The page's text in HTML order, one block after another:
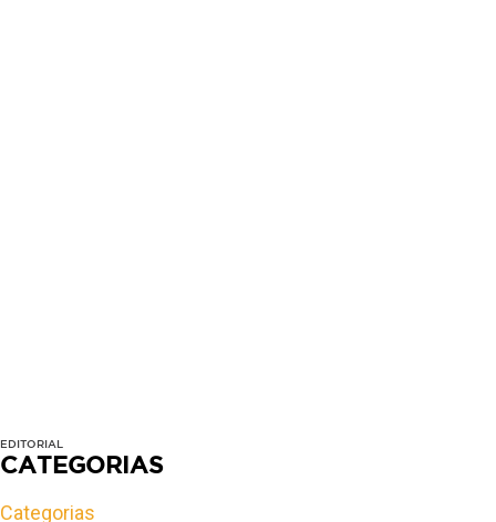
EDITORIAL
CATEGORIAS
Categorias